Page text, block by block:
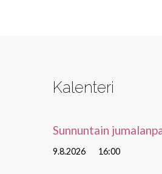
Kalenteri
Sunnuntain
9.8.2026 16:00